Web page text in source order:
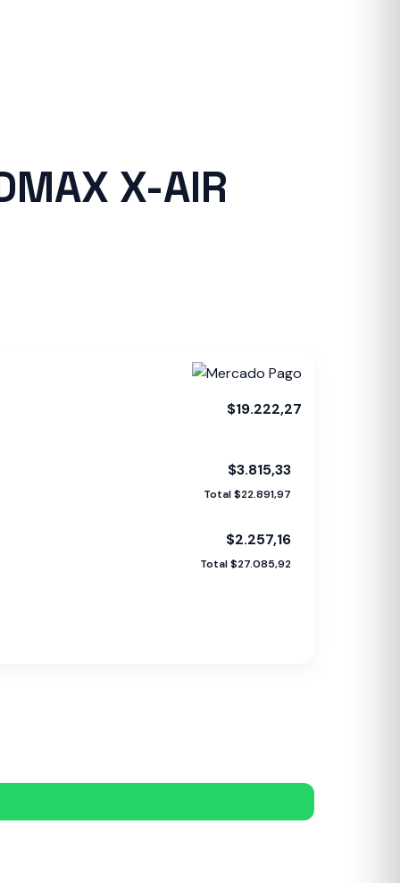
X-AIR
$19.222,27
$3.815,33
Total $22.891,97
$2.257,16
Total $27.085,92